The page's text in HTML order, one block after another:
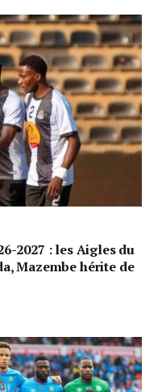
2027 : les Aigles du
Mazembe hérite de